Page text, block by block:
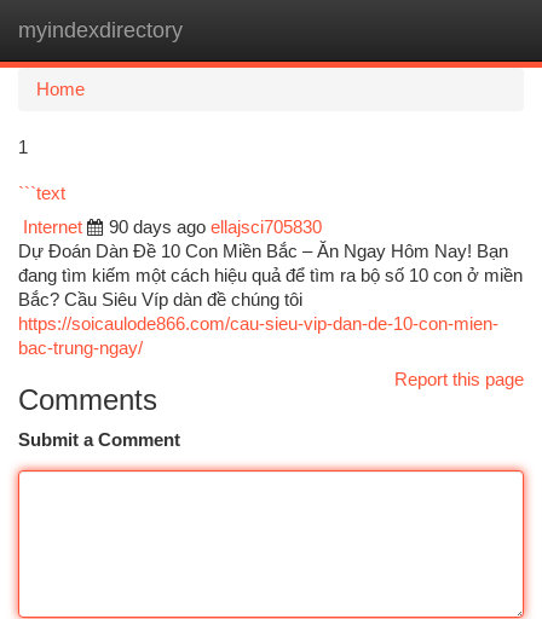
myindexdirectory
Home
1
```text
Internet
90 days ago ellajsci705830
Dự Đoán Dàn Đề 10 Con Miền Bắc – Ăn Ngay Hôm Nay! Bạn
đang tìm kiếm một cách hiệu quả để tìm ra bộ số 10 con ở miền
Bắc? Cầu Siêu Víp dàn đề chúng tôi
https://soicaulode866.com/cau-sieu-vip-dan-de-10-con-mien-
bac-trung-ngay/
Report this page
Comments
Submit a Comment